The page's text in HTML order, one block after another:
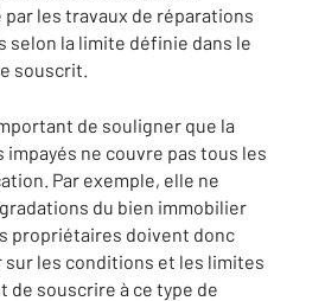
les travaux de réparations
selon la limite définie dans le
souscrit.
de souligner que la
impayés ne couvre pas tous les
Par exemple, elle ne
du bien immobilier
propriétaires doivent donc
sur les conditions et les limites
de souscrire à ce type de